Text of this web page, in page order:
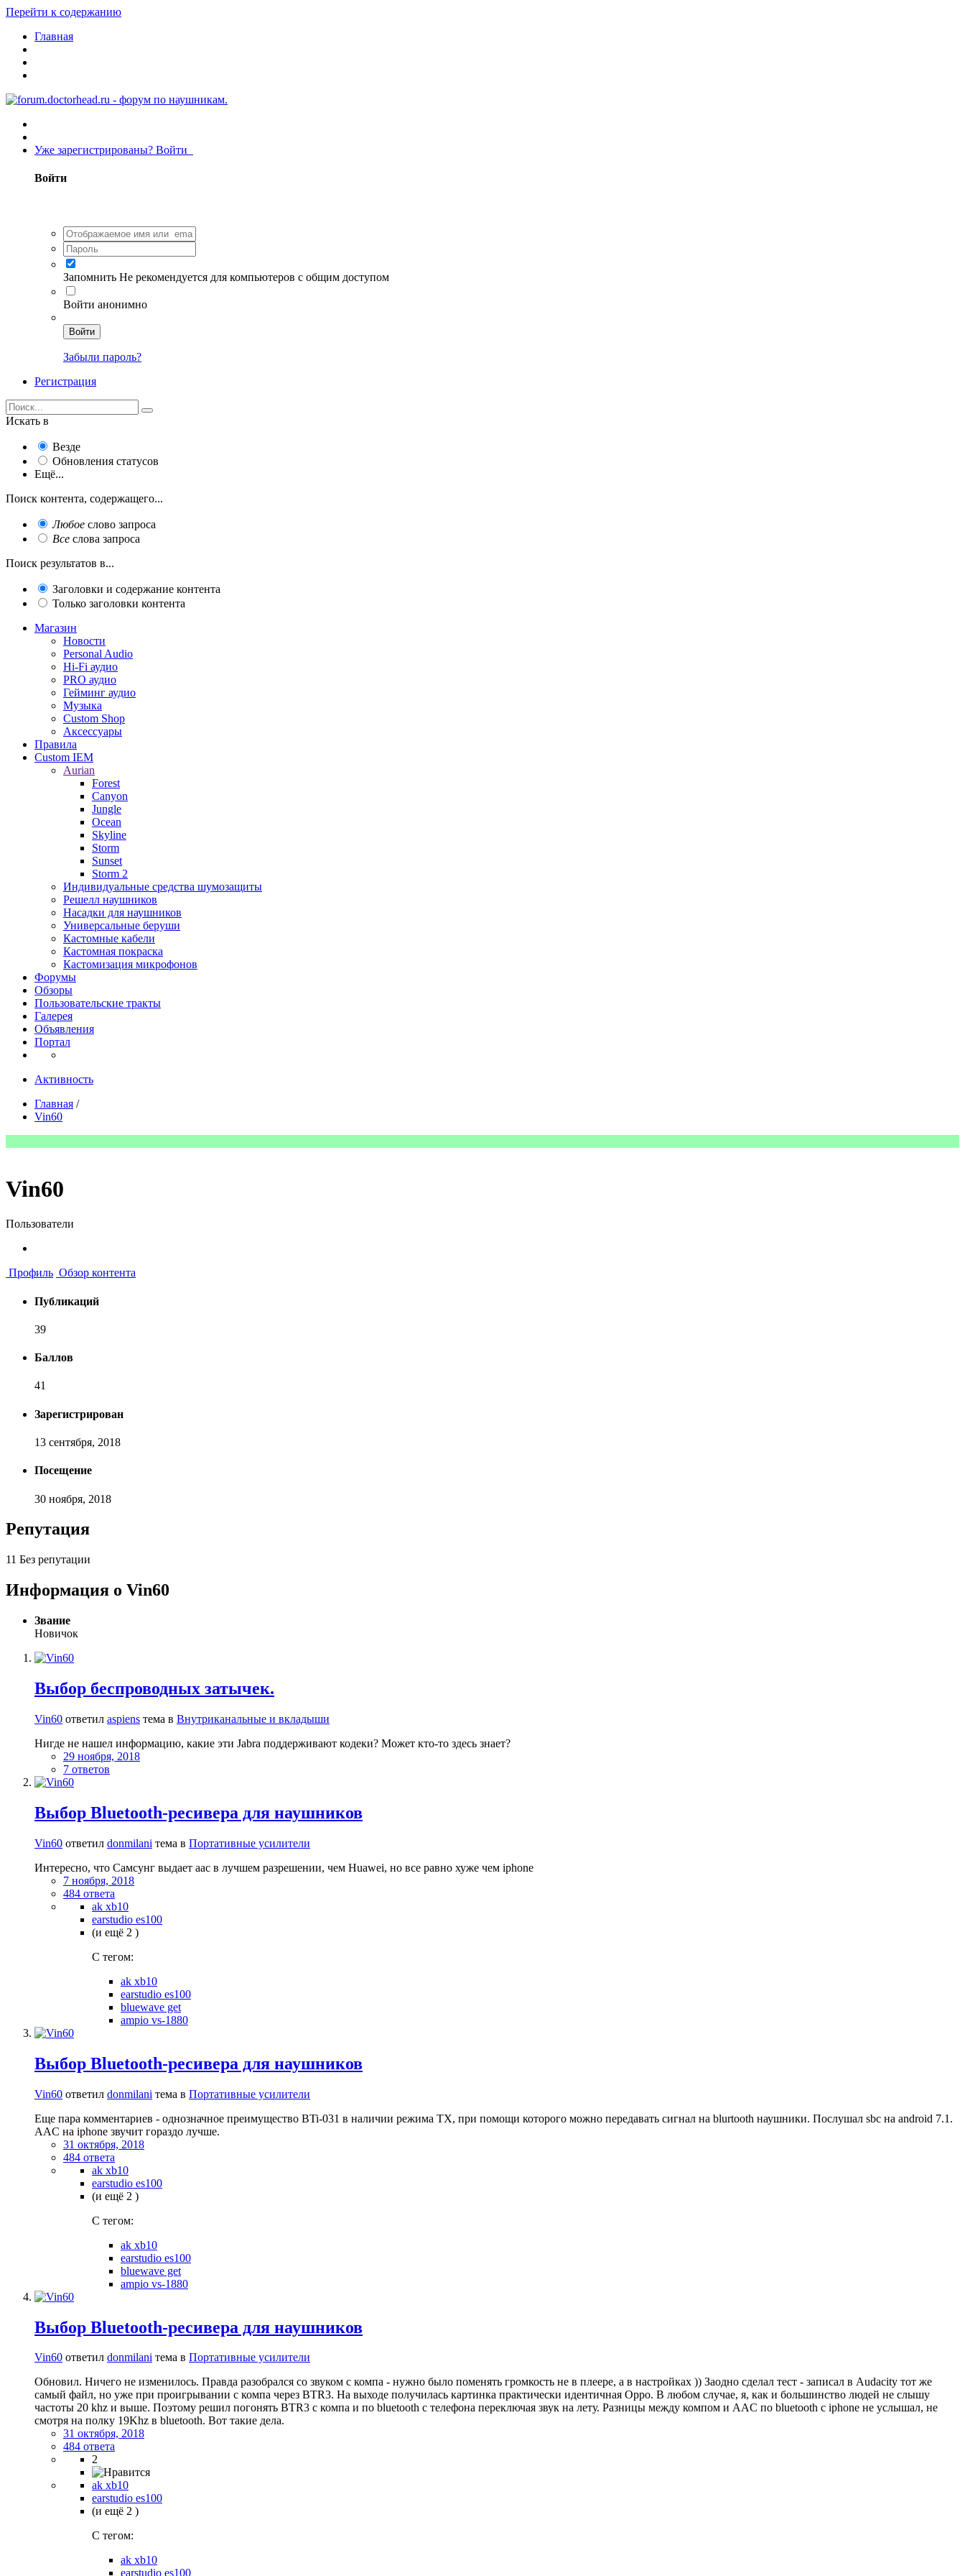
Перейти к содержанию
Главная
Уже зарегистрированы? Войти
Войти
Запомнить Не рекомендуется для компьютеров с общим доступом
Войти анонимно
Войти
Забыли пароль?
Регистрация
Искать в
Везде
Обновления статусов
Ещё...
Поиск контента, содержащего...
Любое слово запроса
Все слова запроса
Поиск результатов в...
Заголовки и содержание контента
Только заголовки контента
Магазин
Новости
Personal Audio
Hi-Fi аудио
PRO аудио
Гейминг аудио
Музыка
Custom Shop
Аксессуары
Правила
Custom IEM
Aurian
Forest
Canyon
Jungle
Ocean
Skyline
Storm
Sunset
Storm 2
Индивидуальные средства шумозащиты
Решелл наушников
Насадки для наушников
Универсальные беруши
Кастомные кабели
Кастомная покраска
Кастомизация микрофонов
Форумы
Обзоры
Пользовательские тракты
Галерея
Объявления
Портал
Активность
Главная /
Vin60
Vin60
Пользователи
Профиль Обзор контента
Публикаций
39
Баллов
41
Зарегистрирован
13 сентября, 2018
Посещение
30 ноября, 2018
Репутация
11 Без репутации
Информация о Vin60
Звание
Новичок
Выбор беспроводных затычек.
Vin60 ответил aspiens тема в Внутриканальные и вкладыши
Нигде не нашел информацию, какие эти Jabra поддерживают кодеки? Может кто-то здесь знает?
29 ноября, 2018
7 ответов
Выбор Bluetooth-ресивера для наушников
Vin60 ответил donmilani тема в Портативные усилители
Интересно, что Самсунг выдает aac в лучшем разрешении, чем Huawei, но все равно хуже чем iphone
7 ноября, 2018
484 ответа
ak xb10
earstudio es100
(и ещё 2 )
C тегом:
ak xb10
earstudio es100
bluewave get
ampio vs-1880
Выбор Bluetooth-ресивера для наушников
Vin60 ответил donmilani тема в Портативные усилители
Еще пара комментариев - однозначное преимущество BTi-031 в наличии режима TX, при помощи которого можно передавать сигнал на blurtooth наушники. Послушал sbc на android 7.1.
AAC на iphone звучит гораздо лучше.
31 октября, 2018
484 ответа
ak xb10
earstudio es100
(и ещё 2 )
C тегом:
ak xb10
earstudio es100
bluewave get
ampio vs-1880
Выбор Bluetooth-ресивера для наушников
Vin60 ответил donmilani тема в Портативные усилители
Обновил. Ничего не изменилось. Правда разобрался со звуком с компа - нужно было поменять громкость не в плеере, а в настройках )) Заодно сделал тест - записал в Audacity тот же
самый файл, но уже при проигрывании с компа через BTR3. На выходе получилась картинка практически идентичная Oppo. В любом случае, я, как и большинство людей не слышу
частоты 20 khz и выше. Поэтому решил погонять BTR3 с компа и по bluetooth с телефона переключая звук на лету. Разницы между компом и AAC по bluetooth c iphone не услышал, не
смотря на полку 19Khz в bluetooth. Вот такие дела.
31 октября, 2018
484 ответа
2
ak xb10
earstudio es100
(и ещё 2 )
C тегом:
ak xb10
earstudio es100